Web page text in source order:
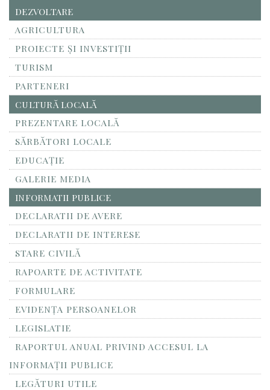
DEZVOLTARE
AGRICULTURA
PROIECTE ȘI INVESTIȚII
TURISM
PARTENERI
CULTURĂ LOCALĂ
PREZENTARE LOCALĂ
SĂRBĂTORI LOCALE
EDUCAȚIE
GALERIE MEDIA
INFORMATII PUBLICE
DECLARATII DE AVERE
DECLARATII DE INTERESE
STARE CIVILĂ
RAPOARTE DE ACTIVITATE
FORMULARE
EVIDENȚA PERSOANELOR
LEGISLATIE
RAPORTUL ANUAL PRIVIND ACCESUL LA
INFORMAŢII PUBLICE
LEGĂTURI UTILE